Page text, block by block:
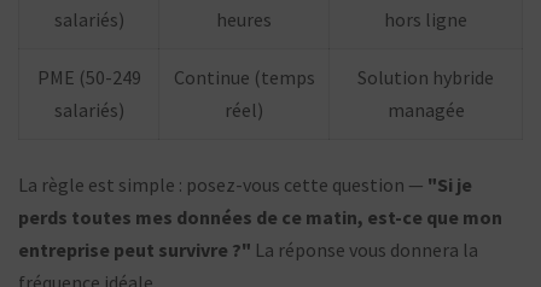
salariés)
heures
hors ligne
PME (50-249
salariés)
Continue (temps
réel)
Solution hybride
managée
La règle est simple : posez-vous cette question — "Si je
perds toutes mes données de ce matin, est-ce que mon
entreprise peut survivre ?" La réponse vous donnera la
fréquence idéale.